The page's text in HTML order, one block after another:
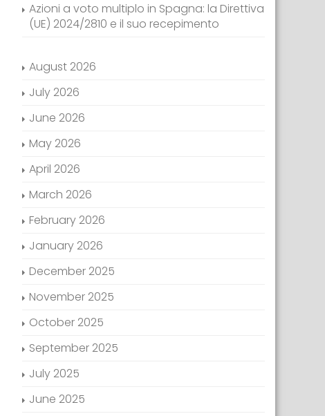
Azioni a voto multiplo in Spagna: la Direttiva
(UE) 2024/2810 e il suo recepimento
August 2026
July 2026
June 2026
May 2026
April 2026
March 2026
February 2026
January 2026
December 2025
November 2025
October 2025
September 2025
July 2025
June 2025